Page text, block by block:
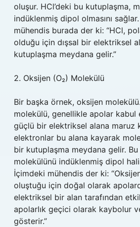
oluşur. HCl’deki bu kutuplaşma,
indüklenmiş dipol olmasını
mühendis burada der ki: “HCl,
olduğu için dışsal bir elektriksel
kutuplaşma meydana gelir.”
2. Oksijen (O₂) Molekülü
Bir başka örnek, oksijen
molekülü, genellikle apolar kabul
güçlü bir elektriksel alana maruz
elektronlar bu alana kayarak
bir kutuplaşma meydana gelir.
molekülünü indüklenmiş dipol
İçimdeki mühendis der ki:
oluştuğu için doğal olarak
elektriksel bir alan tarafından
apolarlık geçici olarak kaybolur
gösterir.”